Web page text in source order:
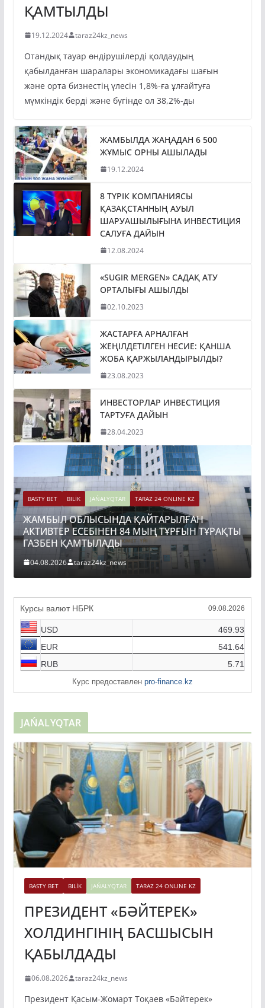
ҚАМТЫЛДЫ
19.12.2024 taraz24kz_news
Отандық тауар өндірушілерді қолдаудың
қабылданған шаралары экономикадағы шағын
және орта бизнестің үлесін 1,8%-ға ұлғайтуға
мүмкіндік берді және бүгінде ол 38,2%-ды
ЖАМБЫЛДА ЖАҢАДАН 6 500
ЖҰМЫС ОРНЫ АШЫЛАДЫ
19.12.2024
8 ТҮРІК КОМПАНИЯСЫ
ҚАЗАҚСТАННЫҢ АУЫЛ
ШАРУАШЫЛЫҒЫНА ИНВЕСТИЦИЯ
САЛУҒА ДАЙЫН
12.08.2024
«SUGIR MERGEN» САДАҚ АТУ
ОРТАЛЫҒЫ АШЫЛДЫ
02.10.2023
ЖАСТАРҒА АРНАЛҒАН
ЖЕҢІЛДЕТІЛГЕН НЕСИЕ: ҚАНША
ЖОБА ҚАРЖЫЛАНДЫРЫЛДЫ?
23.08.2023
ИНВЕСТОРЛАР ИНВЕСТИЦИЯ
ТАРТУҒА ДАЙЫН
28.04.2023
BASTY BET BILİK JAŃALYQTAR TARAZ 24 ONLINE KZ
ЖАМБЫЛ ОБЛЫСЫНДА ҚАЙТАРЫЛҒАН
АКТИВТЕР ЕСЕБІНЕН 84 МЫҢ ТҰРҒЫН ТҰРАҚТЫ
ГАЗБЕН ҚАМТЫЛАДЫ
04.08.2026 taraz24kz_news
Курсы валют НБРК 09.08.2026
USD
469.93
EUR
541.64
RUB
5.71
Курс предоставлен pro-finance.kz
JAŃALYQTAR
BASTY BET BILİK JAŃALYQTAR TARAZ 24 ONLINE KZ
ПРЕЗИДЕНТ «БӘЙТЕРЕК»
ХОЛДИНГІНІҢ БАСШЫСЫН
ҚАБЫЛДАДЫ
06.08.2026 taraz24kz_news
Президент Қасым-Жомарт Тоқаев «Бәйтерек»